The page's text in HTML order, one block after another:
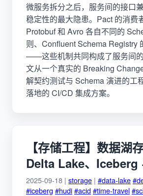
微服务拆分之后，服务间的接口
稳定性的最大隐患。Pact 的消费
Protobuf 和 Avro 各自不同的
则、Confluent Schema Registry
——这些机制共同构成了服务间
文从一个真实的 Breaking
解契约测试与 Schema 演进的工
落地的 CI/CD 集成方案。
【存储工程】数据湖
Delta Lake、Iceberg
2025-09-18 | storage | #data-lake
#iceberg #hudi#acid#time-travel